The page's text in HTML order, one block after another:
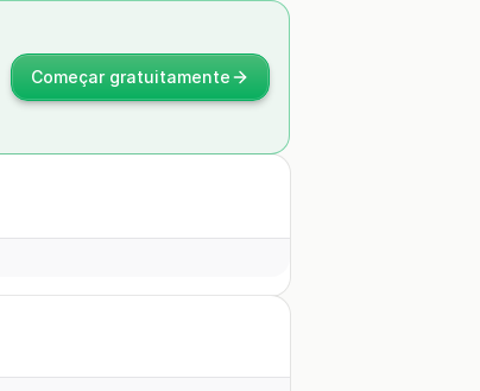
Começar gratuitamente